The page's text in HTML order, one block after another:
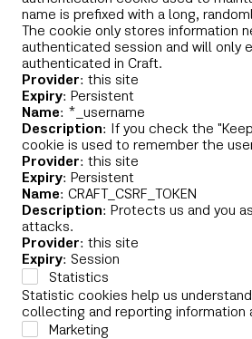
name is prefixed with a long,
The cookie only stores information
authenticated session and will only
authenticated in Craft.
Provider: this site
Expiry: Persistent
Name: *_username
Description: If you check the
cookie is used to remember the
Provider: this site
Expiry: Persistent
Name: CRAFT_CSRF_TOKEN
Description: Protects us and you
attacks.
Provider: this site
Expiry: Session
Statistics
Statistic cookies help us
collecting and reporting information
Marketing